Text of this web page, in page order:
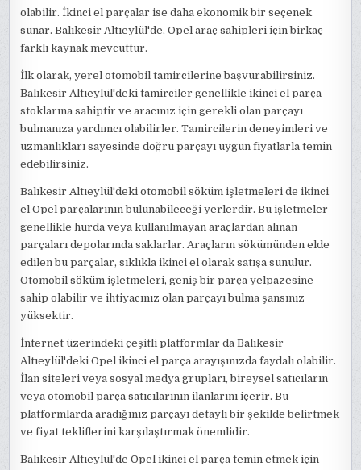
olabilir. İkinci el parçalar ise daha ekonomik bir seçenek
sunar. Balıkesir Altıeylül'de, Opel araç sahipleri için birkaç
farklı kaynak mevcuttur.
İlk olarak, yerel otomobil tamircilerine başvurabilirsiniz.
Balıkesir Altıeylül'deki tamirciler genellikle ikinci el parça
stoklarına sahiptir ve aracınız için gerekli olan parçayı
bulmanıza yardımcı olabilirler. Tamircilerin deneyimleri ve
uzmanlıkları sayesinde doğru parçayı uygun fiyatlarla temin
edebilirsiniz.
Balıkesir Altıeylül'deki otomobil söküm işletmeleri de ikinci
el Opel parçalarının bulunabileceği yerlerdir. Bu işletmeler
genellikle hurda veya kullanılmayan araçlardan alınan
parçaları depolarında saklarlar. Araçların sökümünden elde
edilen bu parçalar, sıklıkla ikinci el olarak satışa sunulur.
Otomobil söküm işletmeleri, geniş bir parça yelpazesine
sahip olabilir ve ihtiyacınız olan parçayı bulma şansınız
yüksektir.
İnternet üzerindeki çeşitli platformlar da Balıkesir
Altıeylül'deki Opel ikinci el parça arayışınızda faydalı olabilir.
İlan siteleri veya sosyal medya grupları, bireysel satıcıların
veya otomobil parça satıcılarının ilanlarını içerir. Bu
platformlarda aradığınız parçayı detaylı bir şekilde belirtmek
ve fiyat tekliflerini karşılaştırmak önemlidir.
Balıkesir Altıeylül'de Opel ikinci el parça temin etmek için